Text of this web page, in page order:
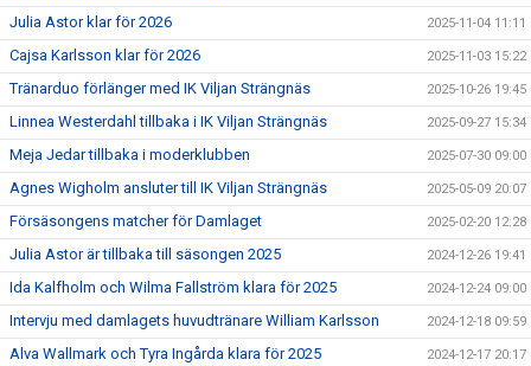
Julia Astor klar för 2026 2025-11-04 11:11
Cajsa Karlsson klar för 2026 2025-11-03 15:22
Tränarduo förlänger med IK Viljan Strängnäs 2025-10-26 19:45
Linnea Westerdahl tillbaka i IK Viljan Strängnäs 2025-09-27 15:34
Meja Jedar tillbaka i moderklubben 2025-07-30 09:00
Agnes Wigholm ansluter till IK Viljan Strängnäs 2025-05-09 20:07
Försäsongens matcher för Damlaget 2025-02-20 12:28
Julia Astor är tillbaka till säsongen 2025 2024-12-26 19:41
Ida Kalfholm och Wilma Fallström klara för 2025 2024-12-24 09:00
Intervju med damlagets huvudtränare William Karlsson 2024-12-18 09:59
Alva Wallmark och Tyra Ingårda klara för 2025 2024-12-17 20:17